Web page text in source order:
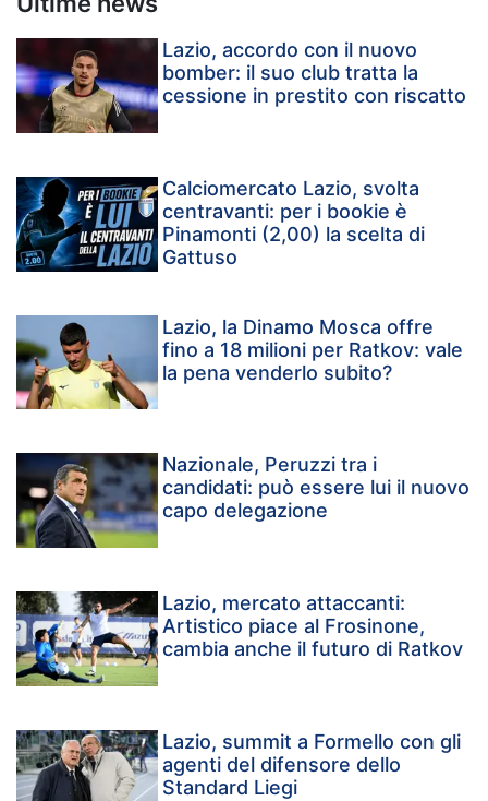
Lazio, accordo con il nuovo
bomber: il suo club tratta la
cessione in prestito con riscatto
Calciomercato Lazio, svolta
centravanti: per i bookie è
Pinamonti (2,00) la scelta di
Gattuso
Lazio, la Dinamo Mosca offre
fino a 18 milioni per Ratkov: vale
la pena venderlo subito?
Nazionale, Peruzzi tra i
candidati: può essere lui il nuovo
capo delegazione
Lazio, mercato attaccanti:
Artistico piace al Frosinone,
cambia anche il futuro di Ratkov
Lazio, summit a Formello con gli
agenti del difensore dello
Standard Liegi